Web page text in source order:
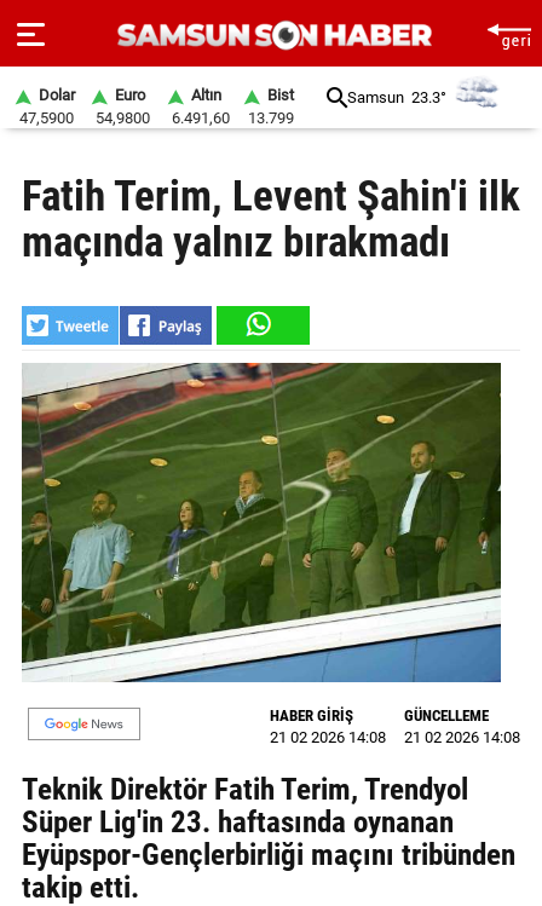
SAYFA
SAMSUN
SAMSUNSPOR
GÜNDEM
SİYASET
EKONOMİ
DÜNYA
MAGAZİN
GALERİ
YAZARLAR
BİZE
ULAŞIN
Künye
Dolar
47,5900
Euro
54,9800
Altın
6.491,60
Bist
13.799
Samsun 23.3°
Fatih Terim, Levent Şahin'i ilk
maçında yalnız bırakmadı
HABER GİRİŞ
21 02 2026 14:08
GÜNCELLEME
21 02 2026 14:08
Teknik Direktör Fatih Terim, Trendyol
Süper Lig'in 23. haftasında oynanan
Eyüpspor-Gençlerbirliği maçını tribünden
takip etti.